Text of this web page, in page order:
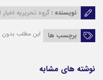
نویسنده : گروه تحریریه
برچسب ها این مطلب
نوشته های مشابه